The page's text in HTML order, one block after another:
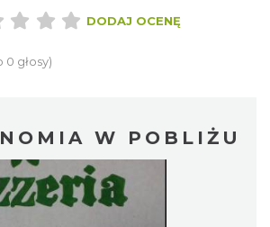
DODAJ OCENĘ
0 głosy)
W POBLIŻU